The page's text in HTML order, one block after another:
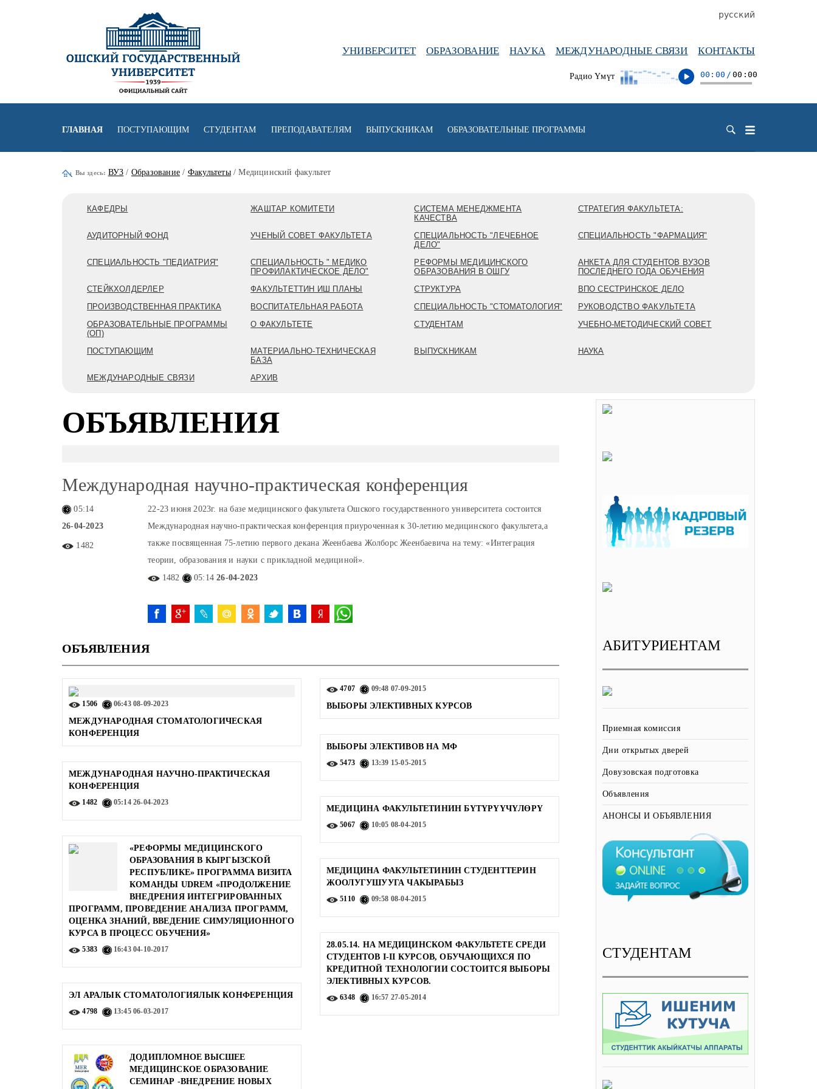
УНИВЕРСИТЕТ ОБРАЗОВАНИЕ НАУКА МЕЖДУНАРОДНЫЕ СВЯЗИ КОНТАКТЫ
Радио Үмүт 00:00 / 00:00
русский
ГЛАВНАЯ ПОСТУПАЮЩИМ СТУДЕНТАМ ПРЕПОДАВАТЕЛЯМ ВЫПУСКНИКАМ ОБРАЗОВАТЕЛЬНЫЕ ПРОГРАММЫ
Вы здесь: ВУЗ / Образование / Факультеты/ Медицинский факультет
КАФЕДРЫ ЖАШТАР КОМИТЕТИ
СИСТЕМА МЕНЕДЖМЕНТА
КАЧЕСТВА
СТРАТЕГИЯ ФАКУЛЬТЕТА:
АУДИТОРНЫЙ ФОНД УЧЕНЫЙ СОВЕТ ФАКУЛЬТЕТА
СПЕЦИАЛЬНОСТЬ "ЛЕЧЕБНОЕ
ДЕЛО"
СПЕЦИАЛЬНОСТЬ "ФАРМАЦИЯ"
СПЕЦИАЛЬНОСТЬ "ПЕДИАТРИЯ"
СПЕЦИАЛЬНОСТЬ " МЕДИКО
ПРОФИЛАКТИЧЕСКОЕ ДЕЛО"
РЕФОРМЫ МЕДИЦИНСКОГО
ОБРАЗОВАНИЯ В ОШГУ
АНКЕТА ДЛЯ СТУДЕНТОВ ВУЗОВ
ПОСЛЕДНЕГО ГОДА ОБУЧЕНИЯ
СТЕЙКХОЛДЕРЛЕР
ФАКУЛЬТЕТТИН ИШ ПЛАНЫ СТРУКТУРА
ВПО СЕСТРИНСКОЕ ДЕЛО
ПРОИЗВОДСТВЕННАЯ ПРАКТИКА
ВОСПИТАТЕЛЬНАЯ РАБОТА СПЕЦИАЛЬНОСТЬ "СТОМАТОЛОГИЯ"
РУКОВОДСТВО ФАКУЛЬТЕТА
ОБРАЗОВАТЕЛЬНЫЕ ПРОГРАММЫ
(ОП)
О ФАКУЛЬТЕТЕ СТУДЕНТАМ УЧЕБНО-МЕТОДИЧЕСКИЙ СОВЕТ
ПОСТУПАЮЩИМ
МАТЕРИАЛЬНО-ТЕХНИЧЕСКАЯ
БАЗА
ВЫПУСКНИКАМ НАУКА
МЕЖДУНАРОДНЫЕ СВЯЗИ АРХИВ
ОБЪЯВЛЕНИЯ
Международная научно-практическая конференция
05:14
26-04-2023
1482
22-23 июня 2023г. на базе медицинского факультета Ошского государственного университета состоится
Международная научно-практическая конференция приуроченная к 30-летию медицинского факультета,а
также посвященная 75-летию первого декана Жеенбаева Жолборс Жеенбаевича на тему: «Интеграция
теории, образования и науки с прикладной медициной».
1482
05:1426-04-2023
ОБЪЯВЛЕНИЯ
1506 06:4308-09-2023
МЕЖДУНАРОДНАЯ СТОМАТОЛОГИЧЕСКАЯ
КОНФЕРЕНЦИЯ
МЕЖДУНАРОДНАЯ НАУЧНО-ПРАКТИЧЕСКАЯ
КОНФЕРЕНЦИЯ
1482 05:1426-04-2023
«РЕФОРМЫ МЕДИЦИНСКОГО
ОБРАЗОВАНИЯ В КЫРГЫЗСКОЙ
РЕСПУБЛИКЕ» ПРОГРАММА ВИЗИТА
КОМАНДЫ UDREM «ПРОДОЛЖЕНИЕ
ВНЕДРЕНИЯ ИНТЕГРИРОВАННЫХ
ПРОГРАММ, ПРОВЕДЕНИЕ АНАЛИЗА ПРОГРАММ,
ОЦЕНКА ЗНАНИЙ, ВВЕДЕНИЕ СИМУЛЯЦИОННОГО
КУРСА В ПРОЦЕСС ОБУЧЕНИЯ»
5383 16:4304-10-2017
ЭЛ АРАЛЫК СТОМАТОЛОГИЯЛЫК КОНФЕРЕНЦИЯ
4798 13:4506-03-2017
ДОДИПЛОМНОЕ ВЫСШЕЕ
МЕДИЦИНСКОЕ ОБРАЗОВАНИЕ
СЕМИНАР -ВНЕДРЕНИЕ НОВЫХ
4707 09:48 07-09-2015
ВЫБОРЫ ЭЛЕКТИВНЫХ КУРСОВ
ВЫБОРЫ ЭЛЕКТИВОВ НА МФ
5473 13:39 15-05-2015
МЕДИЦИНА ФАКУЛЬТЕТИНИН БҮТҮРҮҮЧҮЛӨРҮ
5067 10:05 08-04-2015
МЕДИЦИНА ФАКУЛЬТЕТИНИН СТУДЕНТТЕРИН
ЖООЛУГУШУУГА ЧАКЫРАБЫЗ
5110 09:58 08-04-2015
28.05.14. НА МЕДИЦИНСКОМ ФАКУЛЬТЕТЕ СРЕДИ
СТУДЕНТОВ I-II КУРСОВ, ОБУЧАЮЩИХСЯ ПО
КРЕДИТНОЙ ТЕХНОЛОГИИ СОСТОИТСЯ ВЫБОРЫ
ЭЛЕКТИВНЫХ КУРСОВ.
6348 16:57 27-05-2014
АБИТУРИЕНТАМ
Приемная комиссия
Дни открытых дверей
Довузовская подготовка
Объявления
АНОНСЫ И ОБЪЯВЛЕНИЯ
СТУДЕНТАМ